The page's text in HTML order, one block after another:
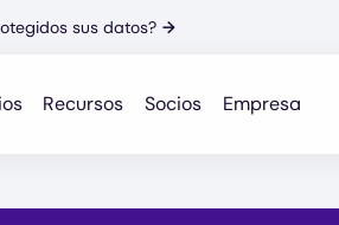
sus datos? →
Recursos Socios Empresa